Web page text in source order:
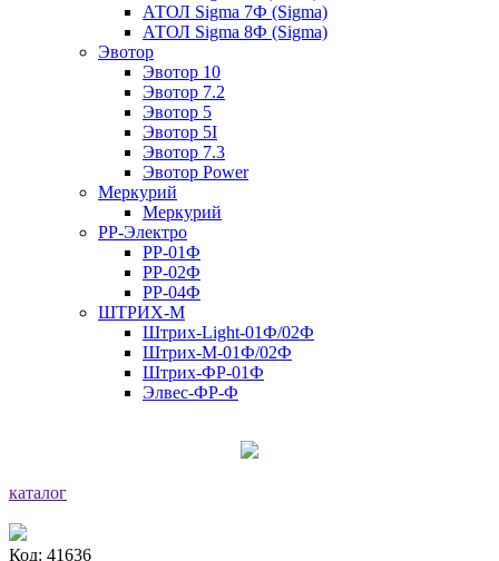
АТОЛ Sigma 7Ф (Sigma)
АТОЛ Sigma 8Ф (Sigma)
Эвотор
Эвотор 10
Эвотор 7.2
Эвотор 5
Эвотор 5I
Эвотор 7.3
Эвотор Power
Меркурий
Меркурий
РР-Электро
РР-01Ф
РР-02Ф
РР-04Ф
ШТРИХ-М
Штрих-Light-01Ф/02Ф
Штрих-М-01Ф/02Ф
Штрих-ФР-01Ф
Элвес-ФР-Ф
каталог
Код: 41636